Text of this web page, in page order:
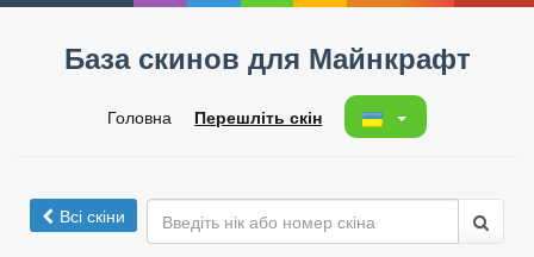
База скинов для Майнкрафт
Головна Перешліть скін
Всі скіни